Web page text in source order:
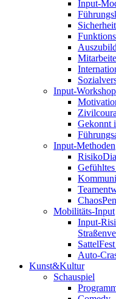
Input-
Input-
Gekonnt
Input-Methoden
Mobilitäts-Input
Input-
Auto-
Kunst&Kultur
Schauspiel